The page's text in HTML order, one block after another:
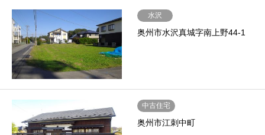
水沢
奥州市水沢真城字南上野44-1
中古住宅
奥州市江刺中町